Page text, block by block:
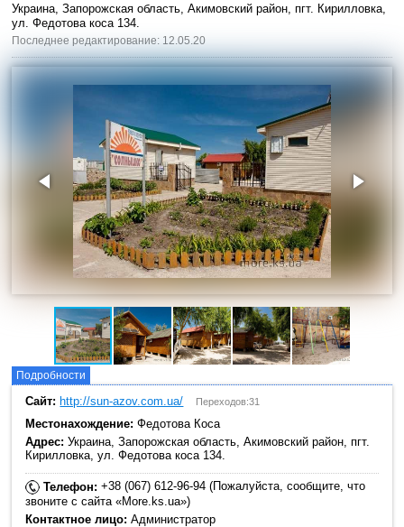
Украина, Запорожская область, Акимовский район, пгт. Кирилловка,
ул. Федотова коса 134.
Последнее редактирование: 12.05.20
Подробности
Сайт: http://sun-azov.com.ua/ Переходов:31
Местонахождение: Федотова Коса
Адрес: Украина, Запорожская область, Акимовский район, пгт.
Кирилловка, ул. Федотова коса 134.
Телефон:+38 (067) 612-96-94 (Пожалуйста, сообщите, что
звоните с сайта «More.ks.ua»)
Контактное лицо: Администратор